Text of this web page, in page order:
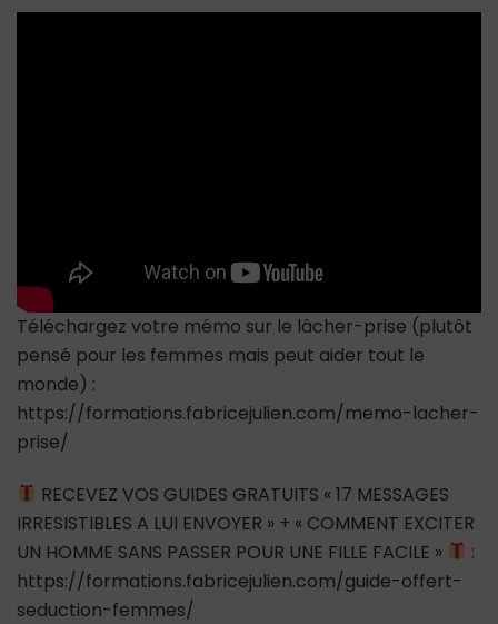
Une
Téléchargez votre mémo sur le lâcher-prise (plutôt
pensé pour les femmes mais peut aider tout le
monde) :
https://formations.fabricejulien.com/memo-lacher-
prise/
RECEVEZ VOS GUIDES GRATUITS « 17 MESSAGES
IRRESISTIBLES A LUI ENVOYER » + « COMMENT EXCITER
UN HOMME SANS PASSER POUR UNE FILLE FACILE »
:
https://formations.fabricejulien.com/guide-offert-
seduction-femmes/